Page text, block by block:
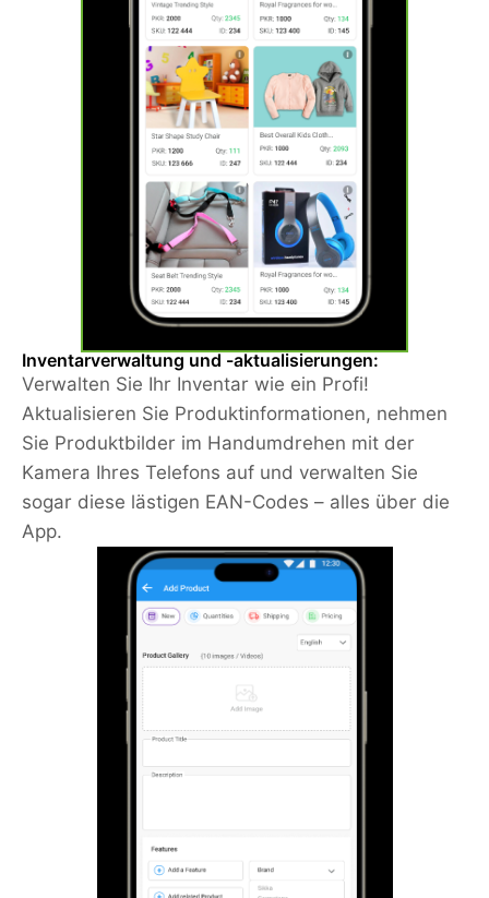
Inventarverwaltung und -aktualisierungen:
Verwalten Sie Ihr Inventar wie ein Profi!
Aktualisieren Sie Produktinformationen, nehmen
Sie Produktbilder im Handumdrehen mit der
Kamera Ihres Telefons auf und verwalten Sie
sogar diese lästigen EAN-Codes – alles über die
App.